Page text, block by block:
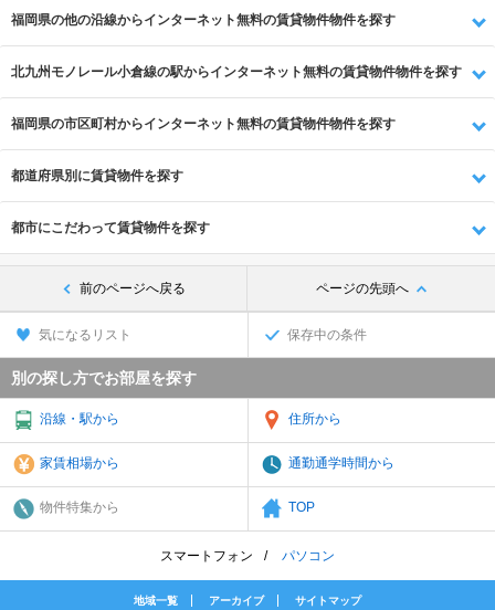
福岡県の他の沿線からインターネット無料の賃貸物件物件を探す
北九州モノレール小倉線の駅からインターネット無料の賃貸物件物件を探す
福岡県の市区町村からインターネット無料の賃貸物件物件を探す
都道府県別に賃貸物件を探す
都市にこだわって賃貸物件を探す
前のページへ戻る ページの先頭へ
気になるリスト 保存中の条件
別の探し方でお部屋を探す
沿線・駅から 住所から
家賃相場から 通勤通学時間から
物件特集から TOP
スマートフォン パソコン
地域一覧 アーカイブ サイトマップ